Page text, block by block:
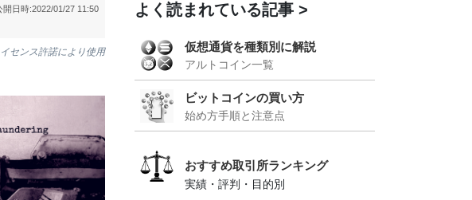
開日時:2022/01/27 11:50
センス許諾により使用
よく読まれている記事
仮想通貨を種類別に解説
アルトコイン一覧
ビットコインの買い方
始め方手順と注意点
おすすめ取引所ランキング
実績・評判・目的別